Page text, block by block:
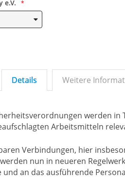
e.V.
Details Weitere
werden in
Arbeitsmitteln
Verbindungen, hier
nun in neueren
an das ausführende